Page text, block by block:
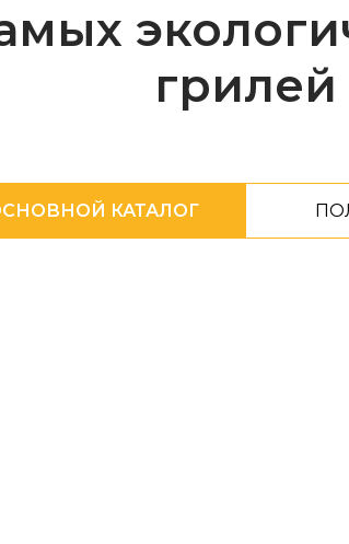
грилей
КАТАЛОГ